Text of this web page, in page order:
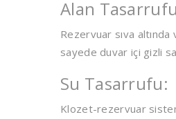
Alan
Rezervuar sıva
sayede duvar içi gizli
Su Tasarrufu:
Klozet-rezervuar